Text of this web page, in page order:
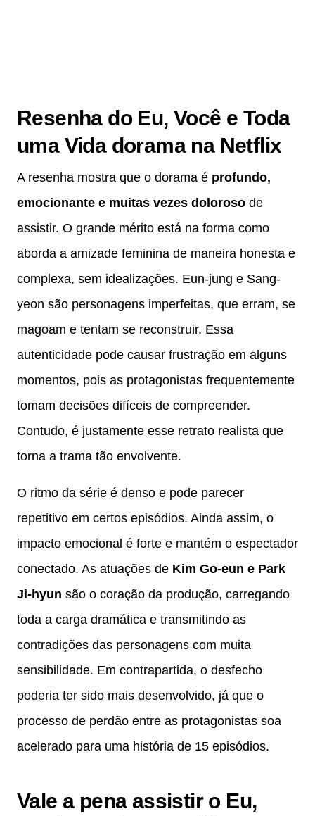
Resenha do Eu, Você e Toda
uma Vida dorama na Netflix
A resenha mostra que o dorama é profundo,
emocionante e muitas vezes doloroso de
assistir. O grande mérito está na forma como
aborda a amizade feminina de maneira honesta e
complexa, sem idealizações. Eun-jung e Sang-
yeon são personagens imperfeitas, que erram, se
magoam e tentam se reconstruir. Essa
autenticidade pode causar frustração em alguns
momentos, pois as protagonistas frequentemente
tomam decisões difíceis de compreender.
Contudo, é justamente esse retrato realista que
torna a trama tão envolvente.
O ritmo da série é denso e pode parecer
repetitivo em certos episódios. Ainda assim, o
impacto emocional é forte e mantém o espectador
conectado. As atuações de Kim Go-eun e Park
Ji-hyun são o coração da produção, carregando
toda a carga dramática e transmitindo as
contradições das personagens com muita
sensibilidade. Em contrapartida, o desfecho
poderia ter sido mais desenvolvido, já que o
processo de perdão entre as protagonistas soa
acelerado para uma história de 15 episódios.
Vale a pena assistir o Eu,